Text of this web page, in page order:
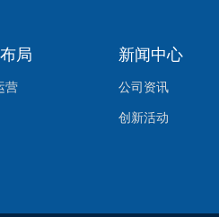
局
营
新闻中心
公司资讯
创新活动